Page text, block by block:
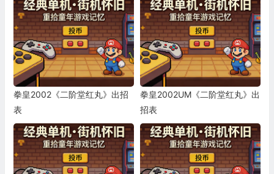
拳皇2002《二阶堂红丸》出招
表
拳皇2002UM《二阶堂红丸》出
招表